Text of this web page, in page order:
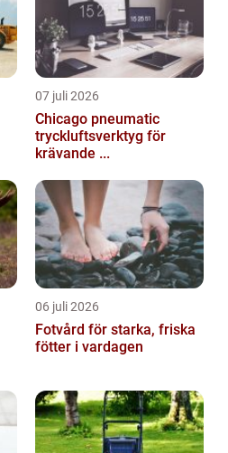
07 juli 2026
Chicago pneumatic
tryckluftsverktyg för
krävande ...
06 juli 2026
Fotvård för starka, friska
fötter i vardagen